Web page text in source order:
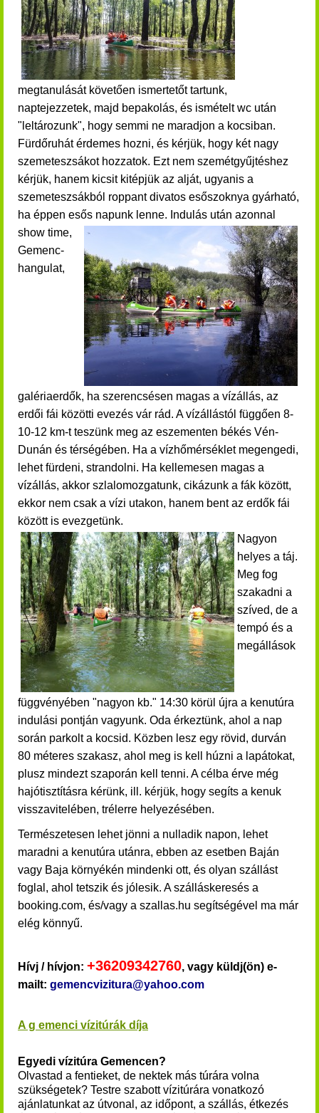
megtanulását követően ismertetőt tartunk,
naptejezzetek, majd bepakolás, és ismételt wc után
"leltározunk", hogy semmi ne maradjon a kocsiban.
Fürdőruhát érdemes hozni, és kérjük, hogy két nagy
szemeteszsákot hozzatok. Ezt nem szemétgyűjtéshez
kérjük, hanem kicsit kitépjük az alját, ugyanis a
szemeteszsákból roppant divatos esőszoknya gyárható,
ha éppen esős napunk lenne. Indulás után azonnal
show time,
Gemenc-
hangulat,
galériaerdők, ha szerencsésen magas a vízállás, az
erdői fái közötti evezés vár rád. A vízállástól függően 8-
10-12 km-t teszünk meg az eszementen békés Vén-
Dunán és térségében. Ha a vízhőmérséklet megengedi,
lehet fürdeni, strandolni. Ha kellemesen magas a
vízállás, akkor szlalomozgatunk, cikázunk a fák között,
ekkor nem csak a vízi utakon, hanem bent az erdők fái
között is evezgetünk.
Nagyon
helyes a táj.
Meg fog
szakadni a
szíved, de a
tempó és a
megállások
függvényében "nagyon kb." 14:30 körül újra a kenutúra
indulási pontján vagyunk. Oda érkeztünk, ahol a nap
során parkolt a kocsid. Közben lesz egy rövid, durván
80 méteres szakasz, ahol meg is kell húzni a lapátokat,
plusz mindezt szaporán kell tenni. A célba érve még
hajótisztításra kérünk, ill. kérjük, hogy segíts a kenuk
visszavitelében, trélerre helyezésében.
Természetesen lehet jönni a nulladik napon, lehet
maradni a kenutúra utánra, ebben az esetben Baján
vagy Baja környékén mindenki ott, és olyan szállást
foglal, ahol tetszik és jólesik. A szálláskeresés a
booking.com, és/vagy a szallas.hu segítségével ma már
elég könnyű.
Hívj / hívjon: +36209342760, vagy küldj(ön) e-
mailt: gemencvizitura@yahoo.com
A g emenci vízitúrák díja
Egyedi vízitúra Gemencen?
Olvastad a fentieket, de nektek más túrára volna
szükségetek? Testre szabott vízitúrára vonatkozó
ajánlatunkat az útvonal, az időpont, a szállás, étkezés